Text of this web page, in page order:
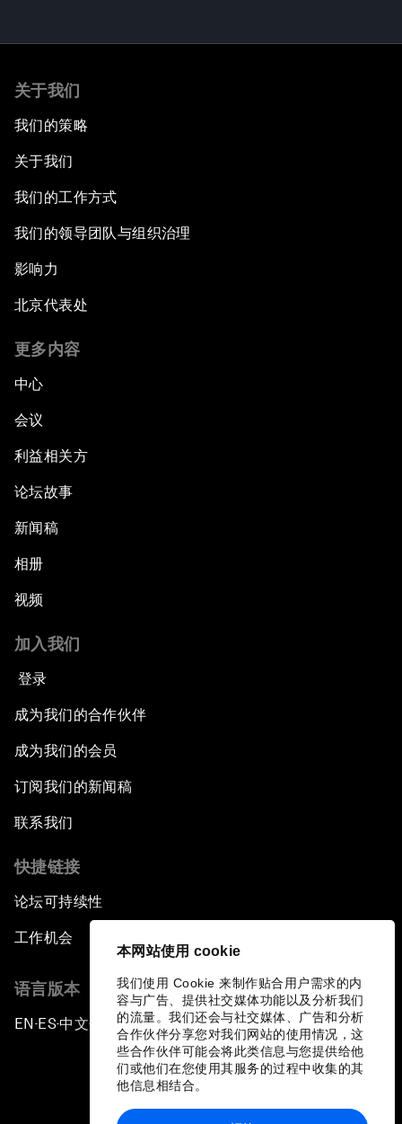
本网站使用 cookie
我们使用 Cookie 来制作贴合用户需求的内
容与广告、提供社交媒体功能以及分析我们
的流量。我们还会与社交媒体、广告和分析
合作伙伴分享您对我们网站的使用情况，这
些合作伙伴可能会将此类信息与您提供给他
们或他们在您使用其服务的过程中收集的其
他信息相结合。
关于我们
我们的策略
关于我们
我们的工作方式
我们的领导团队与组织治理
影响力
北京代表处
更多内容
中心
会议
利益相关方
论坛故事
新闻稿
相册
视频
加入我们
登录
成为我们的合作伙伴
成为我们的会员
订阅我们的新闻稿
联系我们
快捷链接
论坛可持续性
工作机会
语言版本
EN ▪ES▪中文▪ 日本語